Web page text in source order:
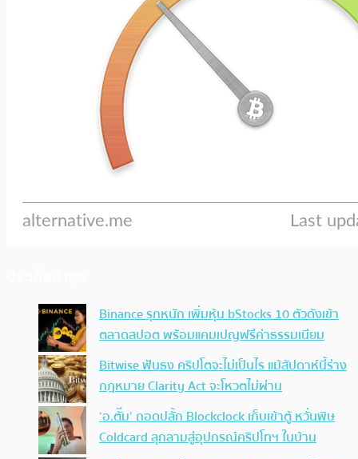
Binance รุกหนัก เพิ่มหุ้น bStocks 10 ตัวดังเข้า
ตลาดสปอต พร้อมแคมเปญฟรีค่าธรรมเนียม
Bitwise ฟันธง คริปโตจะไม่เป็นไร แม้สัปดาห์นี้ร่าง
กฎหมาย Clarity Act จะโหวตไม่ผ่าน
‘อ.ตั๊ม’ ถอดปลั้ก Blockclock เก็บเข้าตู้ หวั่นพิษ
Coldcard ลุกลามสู่อุปกรณ์คริปโทฯ ในบ้าน